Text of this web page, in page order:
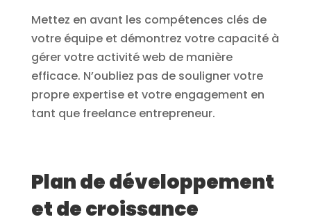
Mettez en avant les compétences clés de
votre équipe et démontrez votre capacité à
gérer votre activité web de manière
efficace. N’oubliez pas de souligner votre
propre expertise et votre engagement en
tant que freelance entrepreneur.
Plan de développement
et de croissance